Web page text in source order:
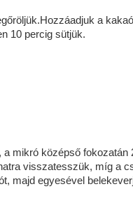
a
10 percig sütjük.
mikró középső
visszatesszük, míg a
majd egyesével